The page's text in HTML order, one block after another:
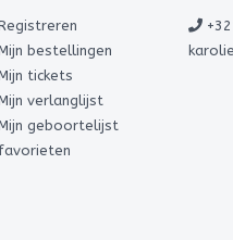
bestellingen
tickets
verlanglijst
geboortelijst
favorieten